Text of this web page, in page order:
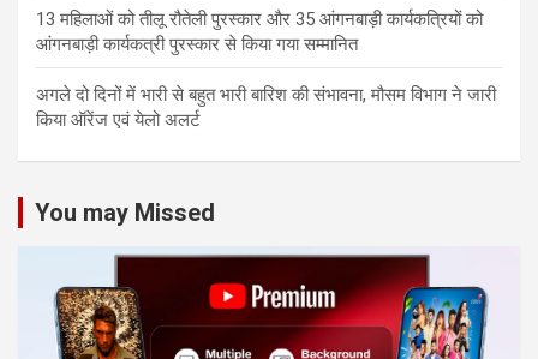
13 महिलाओं को तीलू रौतेली पुरस्कार और 35 आंगनबाड़ी कार्यकत्रियों को
आंगनबाड़ी कार्यकत्री पुरस्कार से किया गया सम्मानित
अगले दो दिनों में भारी से बहुत भारी बारिश की संभावना, मौसम विभाग ने जारी
किया ऑरेंज एवं येलो अलर्ट
You may Missed